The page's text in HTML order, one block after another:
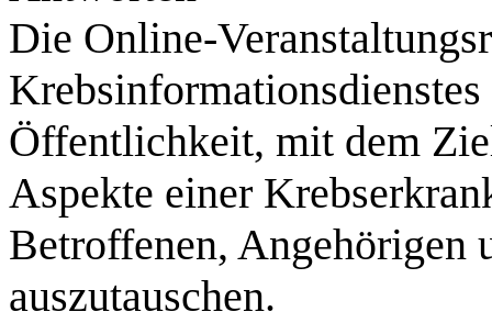
Die Online-
Öffentlichkeit, mit dem
Aspekte einer
Betroffenen, Angehörigen
auszutauschen.